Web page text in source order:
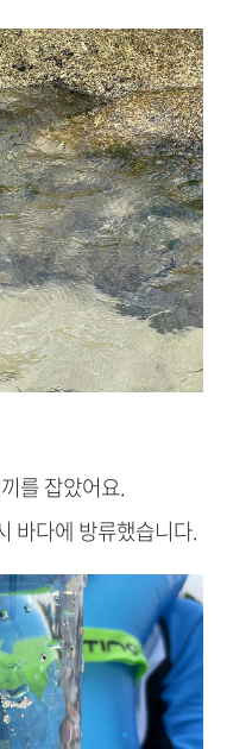
를 잡았어요.
바다에 방류했습니다.